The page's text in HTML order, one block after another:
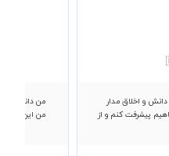
و اخلاق مدار
پیشرفت کنم و از
من دانشجوی